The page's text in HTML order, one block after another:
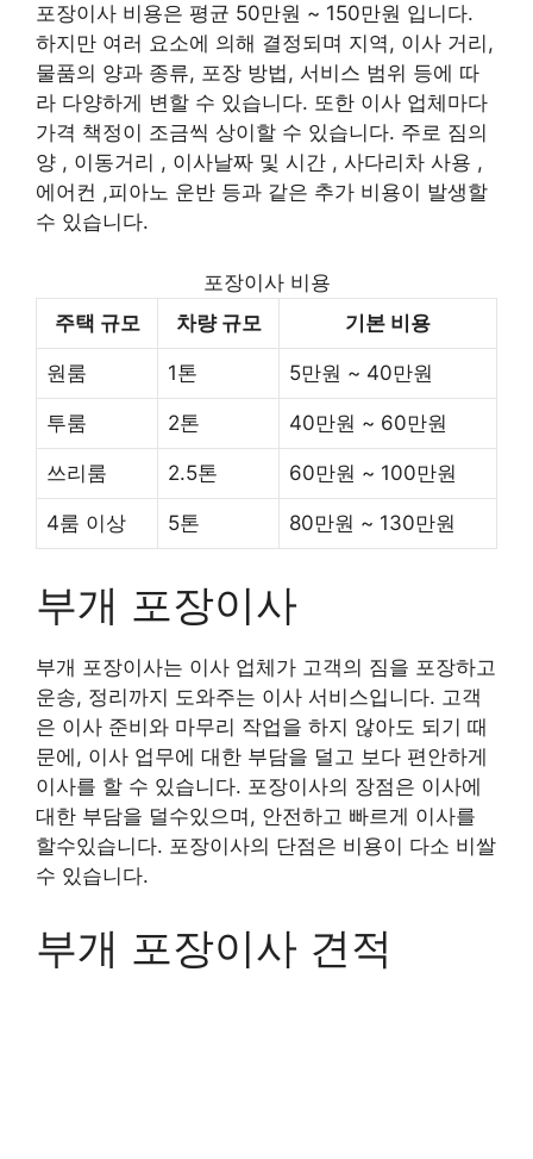
포장이사 비용은 평균 50만원 ~ 150만원 입니다.
하지만 여러 요소에 의해 결정되며 지역, 이사 거리,
물품의 양과 종류, 포장 방법, 서비스 범위 등에 따
라 다양하게 변할 수 있습니다. 또한 이사 업체마다
가격 책정이 조금씩 상이할 수 있습니다. 주로 짐의
양 , 이동거리 , 이사날짜 및 시간 , 사다리차 사용 ,
에어컨 ,피아노 운반 등과 같은 추가 비용이 발생할
수 있습니다.
포장이사 비용
주택 규모
차량 규모 기본 비용
원룸 1톤 5만원 ~ 40만원
투룸 2톤 40만원 ~ 60만원
쓰리룸 2.5톤 60만원 ~ 100만원
4룸 이상 5톤 80만원 ~ 130만원
부개 포장이사
부개 포장이사는 이사 업체가 고객의 짐을 포장하고
운송, 정리까지 도와주는 이사 서비스입니다. 고객
은 이사 준비와 마무리 작업을 하지 않아도 되기 때
문에, 이사 업무에 대한 부담을 덜고 보다 편안하게
이사를 할 수 있습니다. 포장이사의 장점은 이사에
대한 부담을 덜수있으며, 안전하고 빠르게 이사를
할수있습니다. 포장이사의 단점은 비용이 다소 비쌀
수 있습니다.
부개 포장이사 견적